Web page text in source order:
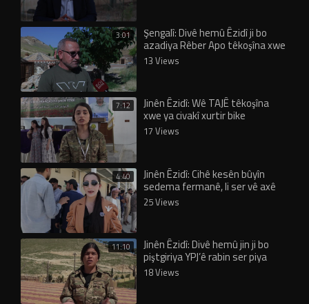
3:01 Şengalî: Divê hemû Êzidî ji bo
azadiya Rêber Apo têkoşîna xwe
mezin bikin
13 Views
7:12 Jinên Êzidî: Wê TAJÊ têkoşîna
xwe ya civakî xurtir bike
17 Views
4:40 Jinên Êzidî: Cihê kesên bûyîn
sedema fermanê, li ser vê axê
nîne!
25 Views
11:10 Jinên Êzidî: Divê hemû jin ji bo
piştgiriya YPJ’ê rabin ser piya
18 Views